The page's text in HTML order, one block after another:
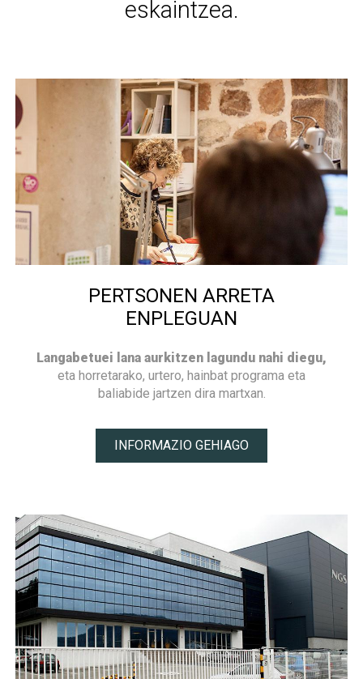
eskaintzea.
PERTSONEN ARRETA
ENPLEGUAN
Langabetuei lana aurkitzen lagundu nahi diegu,
eta horretarako, urtero, hainbat programa eta
baliabide jartzen dira martxan.
INFORMAZIO GEHIAGO